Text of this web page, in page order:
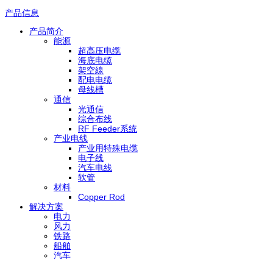
产品信息
产品简介
能源
超高压电缆
海底电缆
架空線
配电电缆
母线槽
通信
光通信
综合布线
RF Feeder系统
产业电线
产业用特殊电缆
电子线
汽车电线
软管
材料
Copper Rod
解决方案
电力
风力
铁路
船舶
汽车